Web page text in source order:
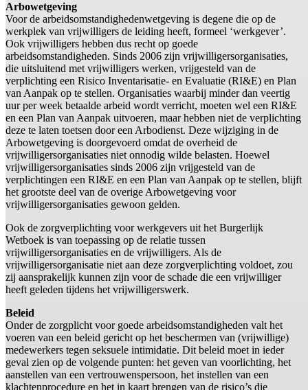
Arbowetgeving
Voor de arbeidsomstandighedenwetgeving is degene die op de
werkplek van vrijwilligers de leiding heeft, formeel ‘werkgever’.
Ook vrijwilligers hebben dus recht op goede
arbeidsomstandigheden. Sinds 2006 zijn vrijwilligersorganisaties,
die uitsluitend met vrijwilligers werken, vrijgesteld van de
verplichting een Risico Inventarisatie- en Evaluatie (RI&E) en Plan
van Aanpak op te stellen. Organisaties waarbij minder dan veertig
uur per week betaalde arbeid wordt verricht, moeten wel een RI&E
en een Plan van Aanpak uitvoeren, maar hebben niet de verplichting
deze te laten toetsen door een Arbodienst. Deze wijziging in de
Arbowetgeving is doorgevoerd omdat de overheid de
vrijwilligersorganisaties niet onnodig wilde belasten. Hoewel
vrijwilligersorganisaties sinds 2006 zijn vrijgesteld van de
verplichtingen een RI&E en een Plan van Aanpak op te stellen, blijft
het grootste deel van de overige Arbowetgeving voor
vrijwilligersorganisaties gewoon gelden.
Ook de zorgverplichting voor werkgevers uit het Burgerlijk
Wetboek is van toepassing op de relatie tussen
vrijwilligersorganisaties en de vrijwilligers. Als de
vrijwilligersorganisatie niet aan deze zorgverplichting voldoet, zou
zij aansprakelijk kunnen zijn voor de schade die een vrijwilliger
heeft geleden tijdens het vrijwilligerswerk.
Beleid
Onder de zorgplicht voor goede arbeidsomstandigheden valt het
voeren van een beleid gericht op het beschermen van (vrijwillige)
medewerkers tegen seksuele intimidatie. Dit beleid moet in ieder
geval zien op de volgende punten: het geven van voorlichting, het
aanstellen van een vertrouwenspersoon, het instellen van een
klachtenprocedure en het in kaart brengen van de risico’s die